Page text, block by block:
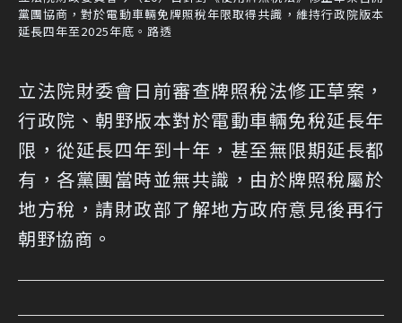
黨團協商，對於電動車輛免牌照稅年限取得共識，維持行政院版本
延長四年至2025年底。路透
立法院財委會日前審查牌照稅法修正草案，
行政院、朝野版本對於電動車輛免稅延長年
限，從延長四年到十年，甚至無限期延長都
有，各黨團當時並無共識，由於牌照稅屬於
地方稅，請財政部了解地方政府意見後再行
朝野協商。